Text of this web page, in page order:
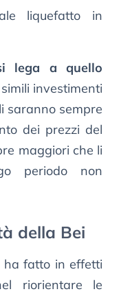
liquefatto in
lega a quello
investimenti
saranno sempre
dei prezzi del
maggiori che li
periodo non
della Bei
ha fatto in effetti
riorientare le